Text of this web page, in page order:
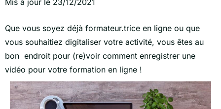
Mis à jour le 23/12/2021
Que vous soyez déjà formateur.trice en ligne ou que
vous souhaitiez digitaliser votre activité, vous êtes au
bon endroit pour (re)voir comment enregistrer une
vidéo pour votre formation en ligne !